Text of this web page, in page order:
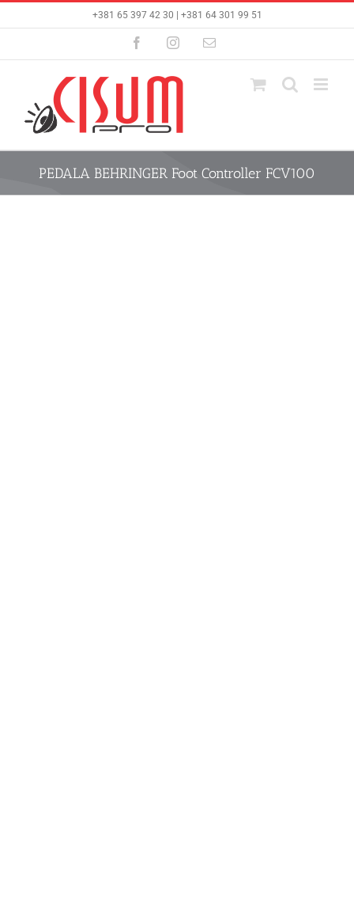
+381 65 397 42 30 | +381 64 301 99 51
FacebookInstagramEmail
PEDALA BEHRINGER Foot Controller FCV100